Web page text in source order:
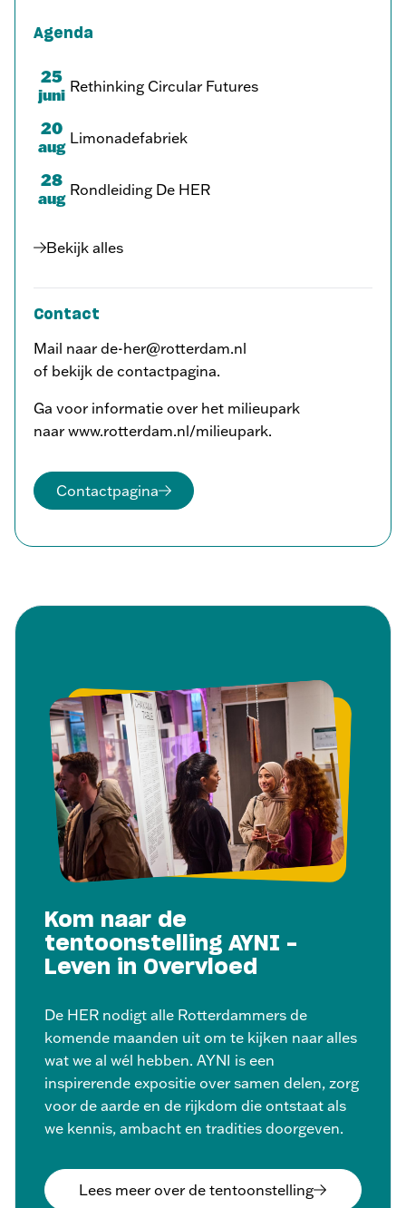
Agenda
25
juni Rethinking Circular Futures
20
aug Limonadefabriek
28
aug Rondleiding De HER
Bekijk alles
Contact
Mail naar de-her@rotterdam.nl
of bekijk de contactpagina.
Ga voor informatie over het milieupark
naar www.rotterdam.nl/milieupark.
Contactpagina
Kom naar de
tentoonstelling AYNI -
Leven in Overvloed
De HER nodigt alle Rotterdammers de
komende maanden uit om te kijken naar alles
wat we al wél hebben. AYNI is een
inspirerende expositie over samen delen, zorg
voor de aarde en de rijkdom die ontstaat als
we kennis, ambacht en tradities doorgeven.
Lees meer over de tentoonstelling